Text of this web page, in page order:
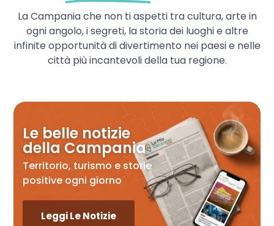
La Campania che non ti aspetti tra cultura, arte in
ogni angolo, i segreti, la storia dei luoghi e altre
infinite opportunità di divertimento nei paesi e nelle
città più incantevoli della tua regione.
Le belle notizie
della Campania
Territorio, turismo e storie
positive ogni giorno
Leggi Le Notizie